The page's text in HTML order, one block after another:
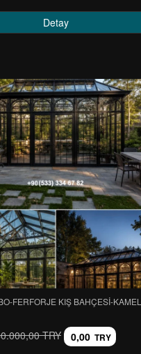
Detay
FERFORJE KIŞ BAHÇESİ-
TRY 0,00 TRY